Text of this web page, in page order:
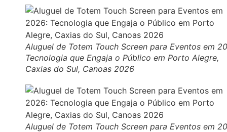
Aluguel de Totem Touch Screen para Eventos em
Tecnologia que Engaja o Público em Porto Alegre,
Caxias do Sul, Canoas 2026
Aluguel de Totem Touch Screen para Eventos em